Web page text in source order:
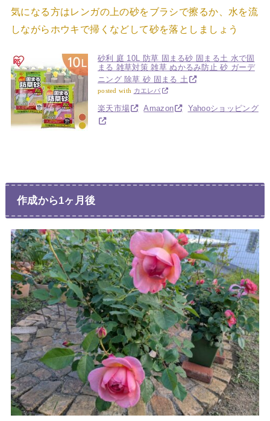
気になる方はレンガの上の砂をブラシで擦るか、水を流
しながらホウキで掃くなどして砂を落としましょう
砂利 庭 10L 防草 固まる砂 固まる土 水で固
まる 雑草対策 雑草 ぬかるみ防止 砂 ガーデ
ニング 除草 砂 固まる 土
posted with カエレバ
楽天市場 Amazon Yahooショッピング
作成から1ヶ月後